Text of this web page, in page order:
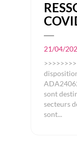
21/04/
sont
secteurs
sont...